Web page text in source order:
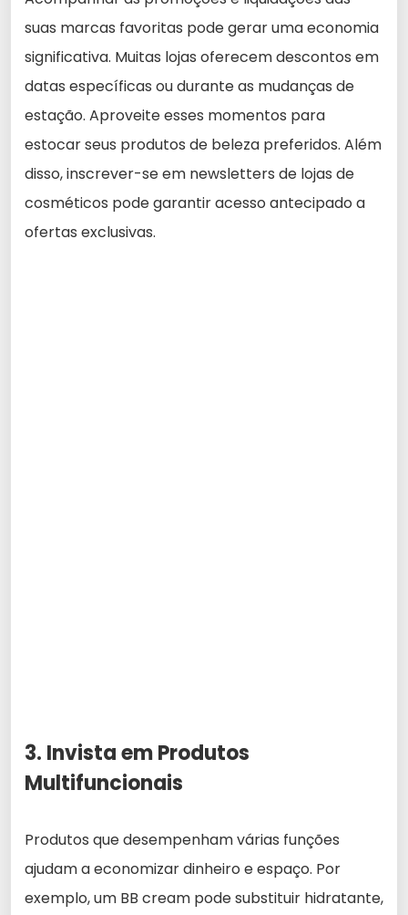
suas marcas favoritas pode gerar uma economia
significativa. Muitas lojas oferecem descontos em
datas específicas ou durante as mudanças de
estação. Aproveite esses momentos para
estocar seus produtos de beleza preferidos. Além
disso, inscrever-se em newsletters de lojas de
cosméticos pode garantir acesso antecipado a
ofertas exclusivas.
3. Invista em Produtos
Multifuncionais
Produtos que desempenham várias funções
ajudam a economizar dinheiro e espaço. Por
exemplo, um BB cream pode substituir hidratante,